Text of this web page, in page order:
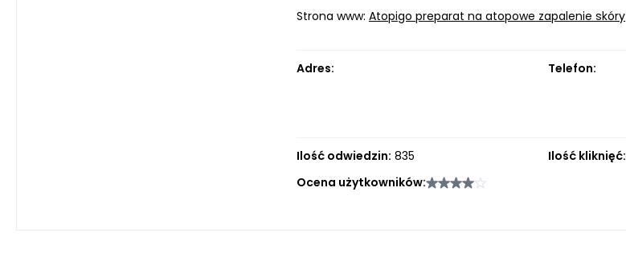
Strona www: Atopigo preparat na atopowe zapalenie skóry
Adres: Telefon:
Ilość odwiedzin: 835 Ilość kliknięć:
Ocena użytkowników: